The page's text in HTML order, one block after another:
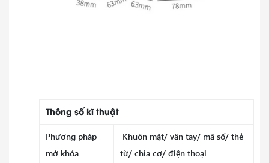
Thông số kĩ thuật
Phương pháp
mở khóa
Khuôn mặt/ vân tay/ mã số/ thẻ
từ/ chìa cơ/ điện thoại